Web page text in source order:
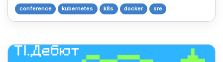
conference kubernetes k8s docker sre